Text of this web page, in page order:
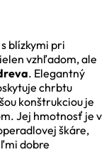
blízkymi pri
vzhľadom, ale
. Elegantný
chrbtu
konštrukciou je
Jej hmotnosť je v
škáre,
dobre